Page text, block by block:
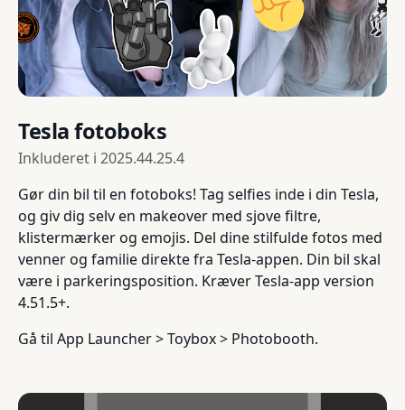
Tesla fotoboks
Inkluderet i 2025.44.25.4
Gør din bil til en fotoboks! Tag selfies inde i din Tesla,
og giv dig selv en makeover med sjove filtre,
klistermærker og emojis. Del dine stilfulde fotos med
venner og familie direkte fra Tesla-appen. Din bil skal
være i parkeringsposition. Kræver Tesla-app version
4.51.5+.
Gå til App Launcher > Toybox > Photobooth.